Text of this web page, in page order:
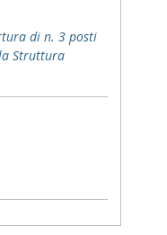
di n. 3 posti
Struttura